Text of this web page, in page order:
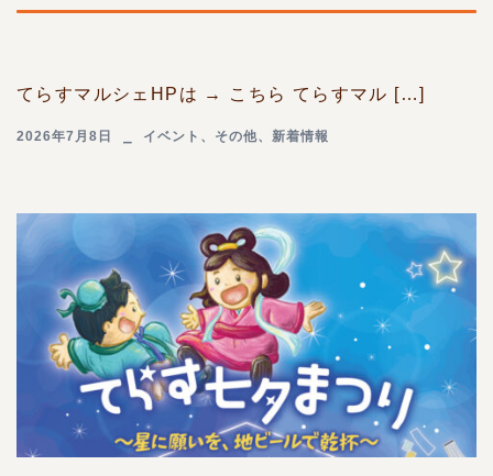
てらすマルシェHPは → こちら てらすマル […]
2026年7月8日 イベント 、 その他、 新着情報